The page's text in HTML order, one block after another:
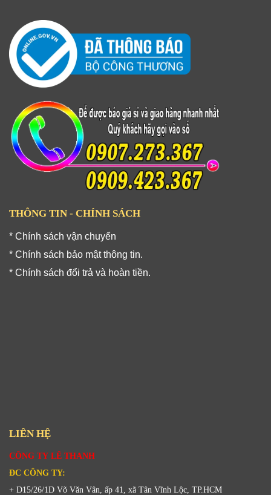
THÔNG TIN - CHÍNH SÁCH
* Chính sách vận chuyển
* Chính sách bảo mật thông tin.
* Chính sách đổi trả và hoàn tiền.
LIÊN HỆ
CÔNG TY LÊ THANH
ĐC CÔNG TY:
+ D15/26/1D Võ Văn Vân, ấp 41, xã Tân Vĩnh Lộc, TP.HCM